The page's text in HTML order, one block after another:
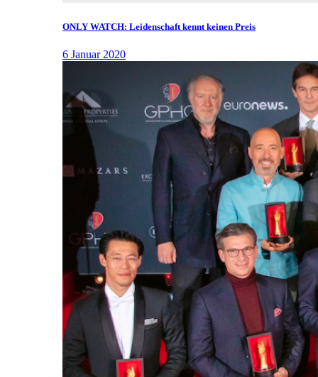
ONLY WATCH: Leidenschaft kennt keinen Preis
6 Januar 2020